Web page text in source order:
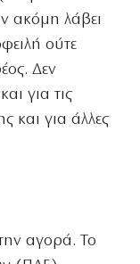
ακόμη λάβει
ούτε
Δεν
για τις
και για άλλες
αγορά. Το